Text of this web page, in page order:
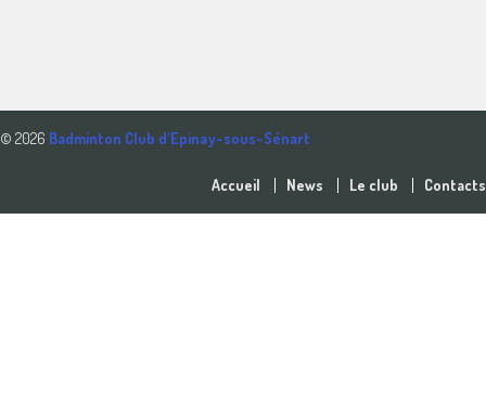
© 2026 Badminton Club d'Epinay-sous-Sénart
Accueil News Le club Contacts